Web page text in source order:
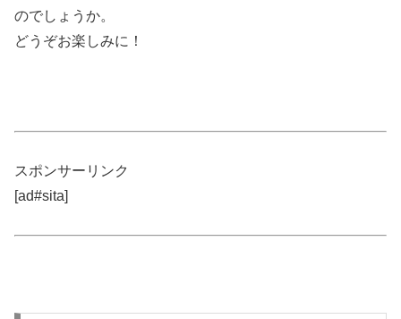
のでしょうか。
どうぞお楽しみに！
スポンサーリンク
[ad#sita]